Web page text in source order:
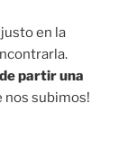
en la
partir una
nos subimos!